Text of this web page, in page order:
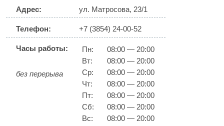
Адрес: ул. Матросова, 23/1
Телефон: +7 (3854) 24-00-52
Часы работы:
без перерыва
Пн:
08:00 — 20:00
Вт:
08:00 — 20:00
Ср:
08:00 — 20:00
Чт:
08:00 — 20:00
Пт:
08:00 — 20:00
Сб:
08:00 — 20:00
Вс:
08:00 — 20:00